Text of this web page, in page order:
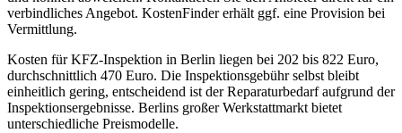
verbindliches Angebot. KostenFinder erhält ggf. eine Provision bei
Vermittlung.
Kosten für KFZ-Inspektion in Berlin liegen bei 202 bis 822 Euro,
durchschnittlich 470 Euro. Die Inspektionsgebühr selbst bleibt
einheitlich gering, entscheidend ist der Reparaturbedarf aufgrund der
Inspektionsergebnisse. Berlins großer Werkstattmarkt bietet
unterschiedliche Preismodelle.